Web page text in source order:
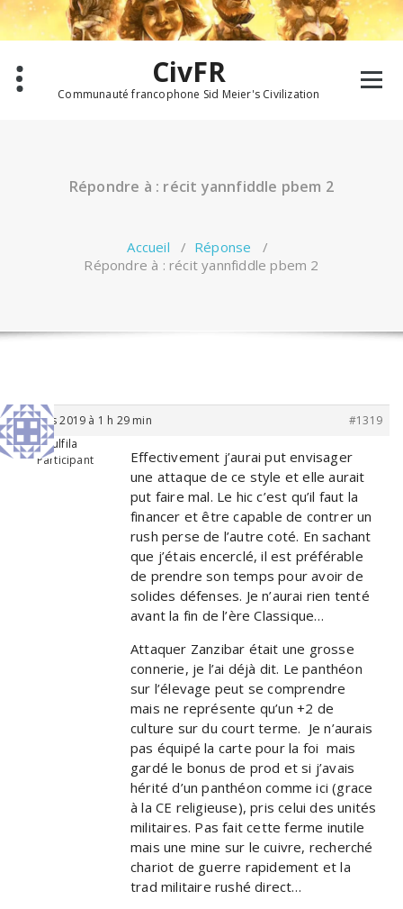
Aller
contenu
CivFR
Communauté francophone Sid Meier's Civilization
Répondre à : récit yannfiddle pbem 2
Accueil / Réponse /
Répondre à : récit yannfiddle pbem 2
6 mars 2019 à 1 h 29 min
#1319
Wulfila
Participant
Effectivement j’aurai put envisager
une attaque de ce style et elle aurait
put faire mal. Le hic c’est qu’il faut la
financer et être capable de contrer un
rush perse de l’autre coté. En sachant
que j’étais encerclé, il est préférable
de prendre son temps pour avoir de
solides défenses. Je n’aurai rien tenté
avant la fin de l’ère Classique…
Attaquer Zanzibar était une grosse
connerie, je l’ai déjà dit. Le panthéon
sur l’élevage peut se comprendre
mais ne représente qu’un +2 de
culture sur du court terme. Je n’aurais
pas équipé la carte pour la foi mais
gardé le bonus de prod et si j’avais
hérité d’un panthéon comme ici (grace
à la CE religieuse), pris celui des unités
militaires. Pas fait cette ferme inutile
mais une mine sur le cuivre, recherché
chariot de guerre rapidement et la
trad militaire rushé direct…